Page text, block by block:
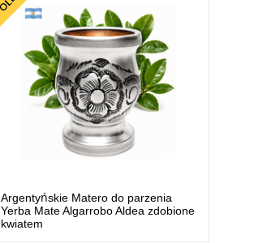
Argentyńskie Matero do parzenia
Yerba Mate Algarrobo Aldea zdobione
kwiatem